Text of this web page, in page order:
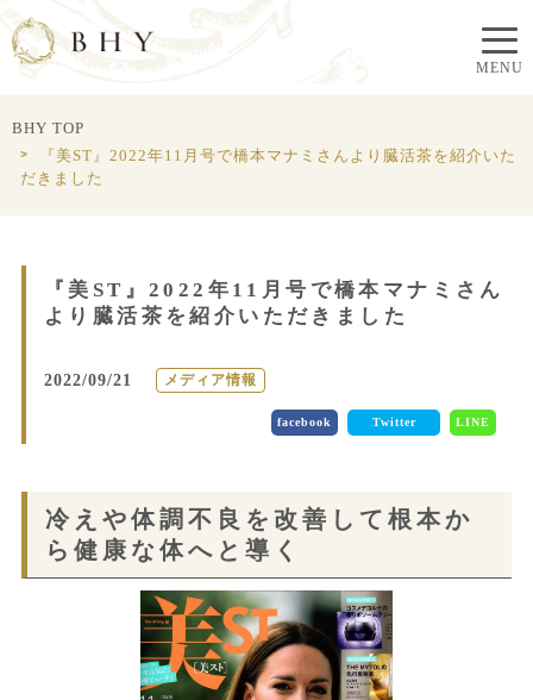
BHY TOP
『美ST』2022年11月号で橋本マナミさんより臓活茶を紹介いた
だきました
『美ST』2022年11月号で橋本マナミさん
より臓活茶を紹介いただきました
2022/09/21 メディア情報
facebook Twitter LINE
冷えや体調不良を改善して根本か
ら健康な体へと導く